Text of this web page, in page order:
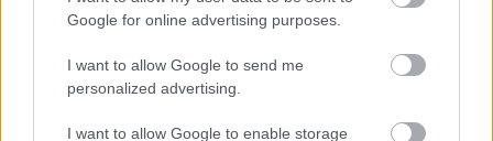
Google for online advertising purposes.
I want to allow Google to send me
personalized advertising.
I want to allow Google to enable storage